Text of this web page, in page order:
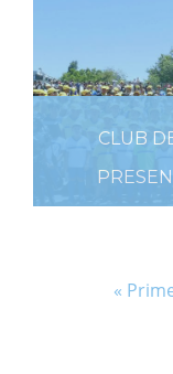
CLUB
«